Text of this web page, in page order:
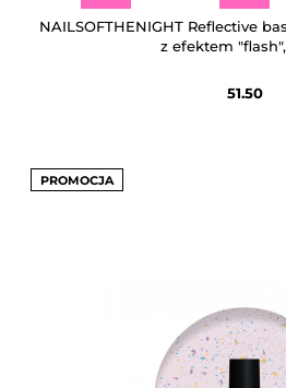
NAILSOFTHENIGHT Reflective
z efektem
51.50
PROMOCJA